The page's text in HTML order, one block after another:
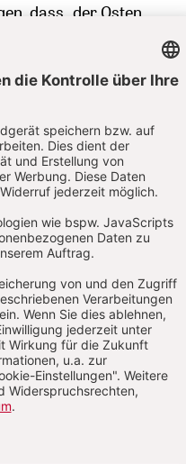
dass „der Osten
als häretisch
die sie sich
der Orthodoxie
System
miteinander
Doch auch die
offensichtlich, dass
des zweiten
die inzwischen
befruchtet hat, „nicht
Dies gilt, wie der